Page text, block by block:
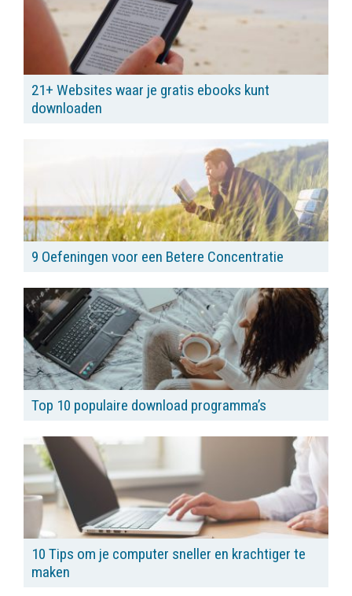
21+ Websites waar je gratis ebooks kunt
downloaden
9 Oefeningen voor een Betere Concentratie
Top 10 populaire download programma’s
10 Tips om je computer sneller en krachtiger te
maken